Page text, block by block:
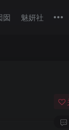
囡 魅妍社